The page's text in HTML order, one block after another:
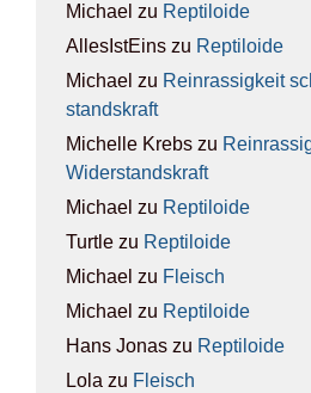
Michael zu Rep­ti­lo­ide
AllesIstEins zu Rep­ti­lo­ide
Michael zu Rein­ras­sig­keit
stands­kraft
Michelle Krebs zu
Wider­stands­kraft
Michael zu Rep­ti­lo­ide
Turtle zu Rep­ti­lo­ide
Michael zu Fleisch
Michael zu Rep­ti­lo­ide
Hans Jonas zu Rep­ti­lo­ide
Lola zu Fleisch